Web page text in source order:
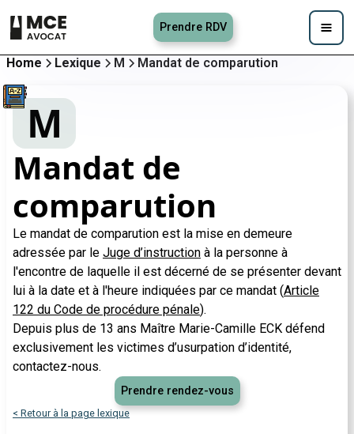
Prendre RDV
Home Lexique M Mandat de comparution
M
Mandat de
comparution
Le mandat de comparution est la mise en demeure
adressée par le Juge d’instruction à la personne à
l'encontre de laquelle il est décerné de se présenter devant
lui à la date et à l'heure indiquées par ce mandat (Article
122 du Code de procédure pénale).
Depuis plus de 13 ans Maître Marie-Camille ECK défend
exclusivement les victimes d’usurpation d’identité,
contactez-nous.
Prendre rendez-vous
< Retour à la page lexique